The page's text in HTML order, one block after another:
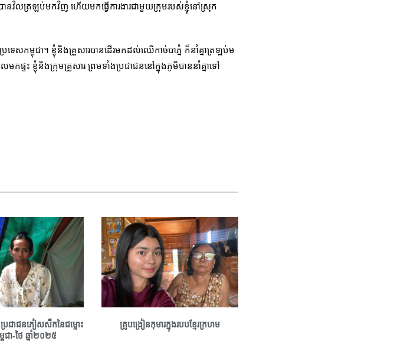
នវិលត្រឡប់មកវិញ ហើយមកធ្វើការងារជាមួយក្រុមរបស់ខ្ញុំនៅស្រុក
េសកម្ពុជា។ ខ្ញុំនិងគ្រួសារបានដើរមកដល់ឈើកាច់បាភ្នំ ក៏នាំគ្នាត្រឡប់ម
ទះ ខ្ញុំនិងក្រុមគ្រួសារ ព្រមទាំងប្រជាជននៅក្នុងភូមិបាននាំគ្នាទៅ
ប្រជាជនភៀសសឹកនៃជម្លោះ
ពុជា-ថៃ ឆ្នាំ២០២៥
គ្រូបង្រៀនកុមារក្នុងរបបខ្មែរក្រហម